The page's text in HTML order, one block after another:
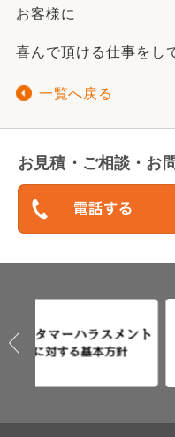
お客様に
喜んで頂ける仕事をし
一覧へ戻る
お見積・ご相談・お